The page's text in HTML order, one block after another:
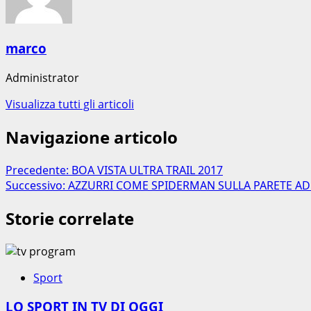
marco
Administrator
Visualizza tutti gli articoli
Navigazione articolo
Precedente: BOA VISTA ULTRA TRAIL 2017
Successivo: AZZURRI COME SPIDERMAN SULLA PARETE
Storie correlate
Sport
LO SPORT IN TV DI OGGI